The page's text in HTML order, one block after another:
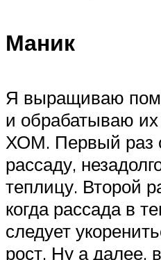
Маник
Я выращиваю
и обрабатываю
ХОМ. Первый раз
рассаду,
теплицу. Второй
когда рассада в
следует
рост. Ну а далее,